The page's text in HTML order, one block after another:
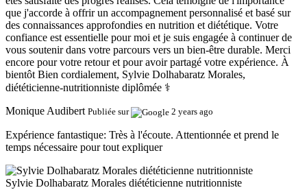
que j'accorde à offrir un accompagnement personnalisé et basé sur
des connaissances approfondies en nutrition et diététique. Votre
confiance est essentielle pour moi et je suis engagée à continuer de
vous soutenir dans votre parcours vers un bien-être durable. Merci
encore pour votre retour et pour avoir partagé votre expérience. À
bientôt Bien cordialement, Sylvie Dolhabaratz Morales,
diététicienne-nutritionniste diplômée ‍⚕️
Monique Audibert Publiée sur 2 years ago
Expérience fantastique: Très à l'écoute. Attentionnée et prend le
temps nécessaire pour tout expliquer
Sylvie Dolhabaratz Morales diététicienne nutritionniste